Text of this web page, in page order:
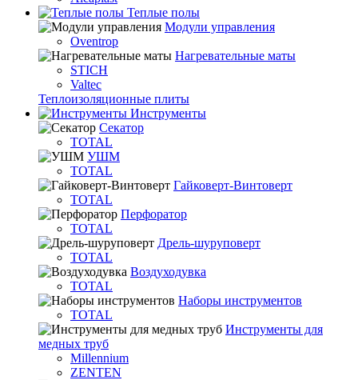
Теплые полы
Модули управления
Oventrop
Нагревательные маты
STICH
Valtec
Теплоизоляционные плиты
Инструменты
Секатор
TOTAL
УШМ
TOTAL
Гайковерт-Винтоверт
TOTAL
Перфоратор
TOTAL
Дрель-шуруповерт
TOTAL
Воздуходувка
TOTAL
Наборы инструментов
TOTAL
Инструменты для
медных труб
Millennium
ZENTEN